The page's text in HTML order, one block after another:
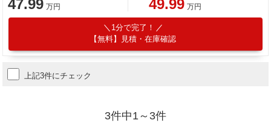
47.99 万円 49.99 万円
1分で完了！
【無料】見積・在庫確認
上記3件にチェック
3件中1～3件